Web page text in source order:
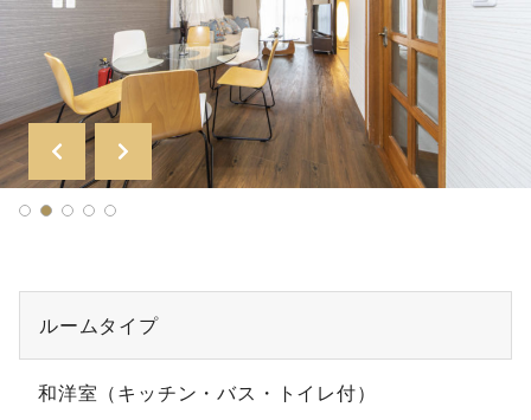
ルームタイプ
和洋室（キッチン・バス・トイレ付）